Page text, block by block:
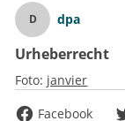
D dpa
Urheberrecht
Foto: janvier
Facebook